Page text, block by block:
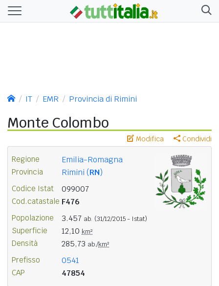
IT EMR Provincia di Rimini
Monte Colombo
Modifica Condividi
Regione Emilia-Romagna
Provincia Rimini (RN)
Codice Istat 099007
Cod.catastale F476
Popolazione 3.457 ab. (31/12/2015 - Istat)
Superficie 12,10 km²
Densità 285,73 ab./km²
Prefisso 0541
CAP 47854